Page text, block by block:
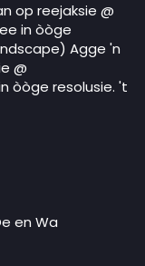
op reejaksie @
in òòge
Agge 'n
@
òòge resolusie. 't
en Wa